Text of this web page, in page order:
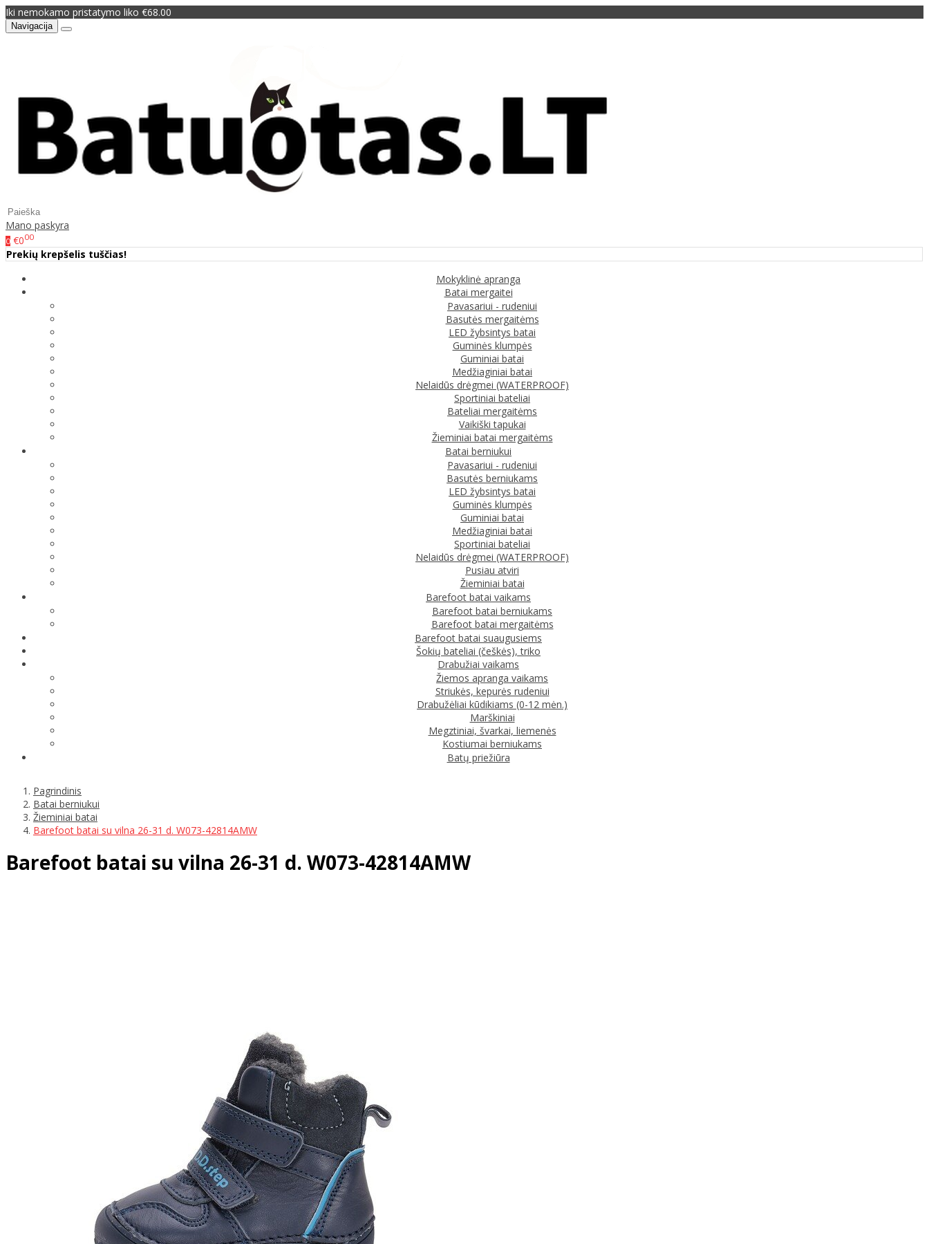
Iki nemokamo pristatymo liko €68.00
Navigacija
Mano paskyra
0 €000
Prekių krepšelis tuščias!
Mokyklinė apranga
Batai mergaitei
Pavasariui - rudeniui
Basutės mergaitėms
LED žybsintys batai
Guminės klumpės
Guminiai batai
Medžiaginiai batai
Nelaidūs drėgmei (WATERPROOF)
Sportiniai bateliai
Bateliai mergaitėms
Vaikiški tapukai
Žieminiai batai mergaitėms
Batai berniukui
Pavasariui - rudeniui
Basutės berniukams
LED žybsintys batai
Guminės klumpės
Guminiai batai
Medžiaginiai batai
Sportiniai bateliai
Nelaidūs drėgmei (WATERPROOF)
Pusiau atviri
Žieminiai batai
Barefoot batai vaikams
Barefoot batai berniukams
Barefoot batai mergaitėms
Barefoot batai suaugusiems
Šokių bateliai (češkės), triko
Drabužiai vaikams
Žiemos apranga vaikams
Striukės, kepurės rudeniui
Drabužėliai kūdikiams (0-12 mėn.)
Marškiniai
Megztiniai, švarkai, liemenės
Kostiumai berniukams
Batų priežiūra
Pagrindinis
Batai berniukui
Žieminiai batai
Barefoot batai su vilna 26-31 d. W073-42814AMW
Barefoot batai su vilna 26-31 d. W073-42814AMW